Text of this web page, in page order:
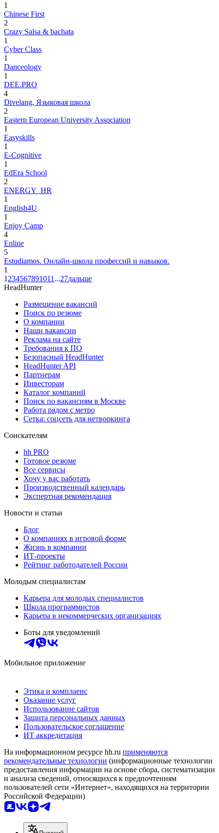
1
Chinese First
2
Crazy Salsa & bachata
1
Cyber Class
1
Danceology
1
DEE.PRO
4
Divelang, Языковая школа
2
Eastern European University Association
1
Easyskills
1
E-Cognitive
1
EdEra School
2
ENERGY_HR
1
English4U
1
Enjoy Camp
4
Enline
5
Estudiamos. Онлайн-школа профессий и навыков.
1
1 234567891011 ...27дальше
HeadHunter
Размещение вакансий
Поиск по резюме
О компании
Наши вакансии
Реклама на сайте
Требования к ПО
Безопасный HeadHunter
HeadHunter API
Партнерам
Инвесторам
Каталог компаний
Поиск по вакансиям в Москве
Работа рядом с метро
Сетка: соцсеть для нетворкинга
Соискателям
hh PRO
Готовое резюме
Все сервисы
Хочу у вас работать
Производственный календарь
Экспертная рекомендация
Новости и статьи
Блог
О компаниях в игровой форме
Жизнь в компании
ИТ-проекты
Рейтинг работодателей России
Молодым специалистам
Карьера для молодых специалистов
Школа программистов
Карьера в некоммерческих организациях
Боты для уведомлений
Мобильное приложение
Этика и комплаенс
Оказание услуг
Использование сайтов
Защита персональных данных
Пользовательское соглашение
ИТ аккредитация
На информационном ресурсе hh.ru применяются
рекомендательные технологии (информационные технологии
предоставления информации на основе сбора, систематизации
и анализа сведений, относящихся к предпочтениям
пользователей сети «Интернет», находящихся на территории
Российской Федерации)